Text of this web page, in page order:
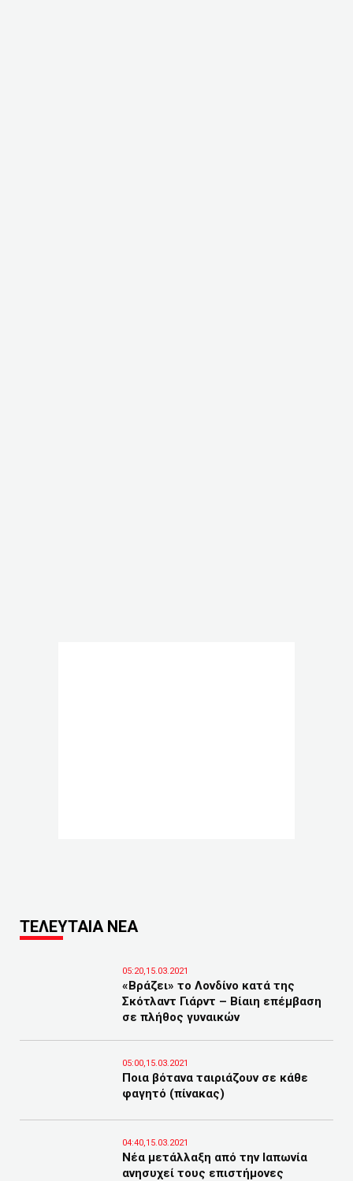
ΤΕΛΕΥΤΑΙΑ ΝΕΑ
05:20,15.03.2021
«Βράζει» το Λονδίνο κατά της
Σκότλαντ Γιάρντ – Βίαιη επέμβαση
σε πλήθος γυναικών
05:00,15.03.2021
Ποια βότανα ταιριάζουν σε κάθε
φαγητό (πίνακας)
04:40,15.03.2021
Νέα μετάλλαξη από την Ιαπωνία
ανησυχεί τους επιστήμονες